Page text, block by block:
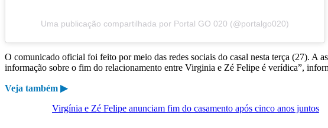
Uma publicação compartilhada por Portal GO 020 (@portalgo020)
O comunicado oficial foi feito por meio das redes sociais do casal nesta terça (27). A
informação sobre o fim do relacionamento entre Virginia e Zé Felipe é verídica”,
Veja também ▶
Virgínia e Zé Felipe anunciam fim do casamento após cinco anos juntos